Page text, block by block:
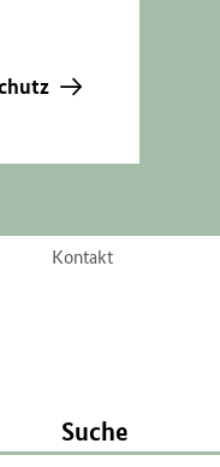
Kontakt
Suche